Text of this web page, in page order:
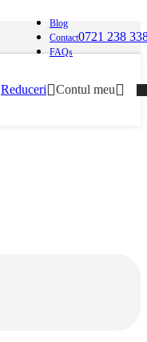
Blog
Contact
FAQs
0721 238
Reduceri Contul meu